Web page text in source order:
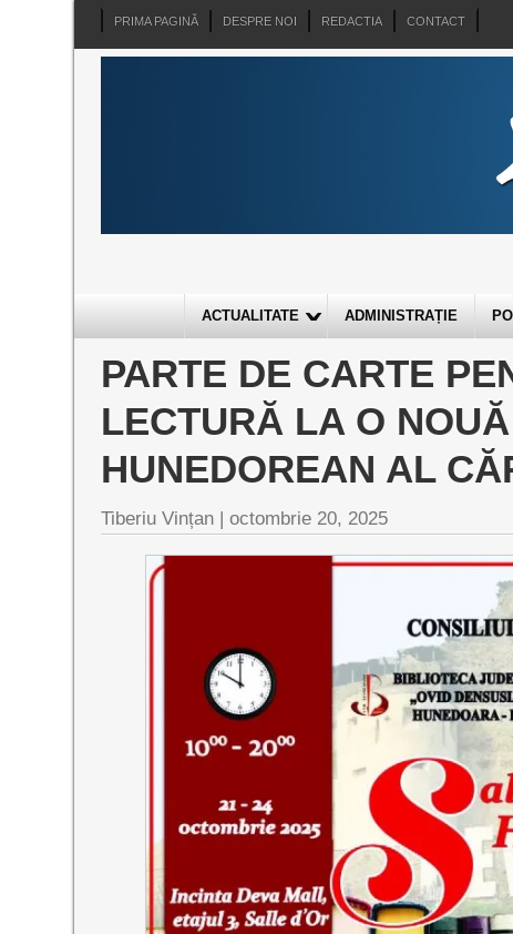
PRIMA PAGINĂ DESPRE NOI REDACTIA CONTACT
ACTUALITATE ADMINISTRAȚIE
PARTE DE CARTE
LECTURĂ LA O
HUNEDOREAN AL
Tiberiu Vințan |octombrie 20, 2025